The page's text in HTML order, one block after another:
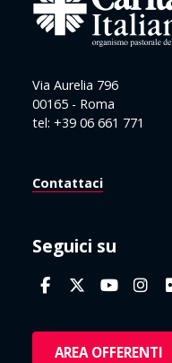
Via Aurelia 796
00165 - Roma
tel: +39 06 661 771
Contattaci
Seguici su
AREA OFFERENTI